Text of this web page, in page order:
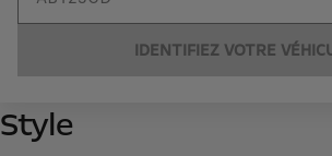
IDENTIFIEZ VOTRE
Style